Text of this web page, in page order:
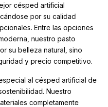
césped artificial
por su calidad
Entre las opciones
nuestro pasto
su belleza natural, sino
y precio competitivo.
al césped artificial de
Nuestro
completamente